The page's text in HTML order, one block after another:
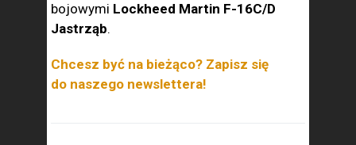
bojowymi Lockheed Martin F-16C/D
Jastrząb.
Chcesz być na bieżąco? Zapisz się
do naszego newslettera!